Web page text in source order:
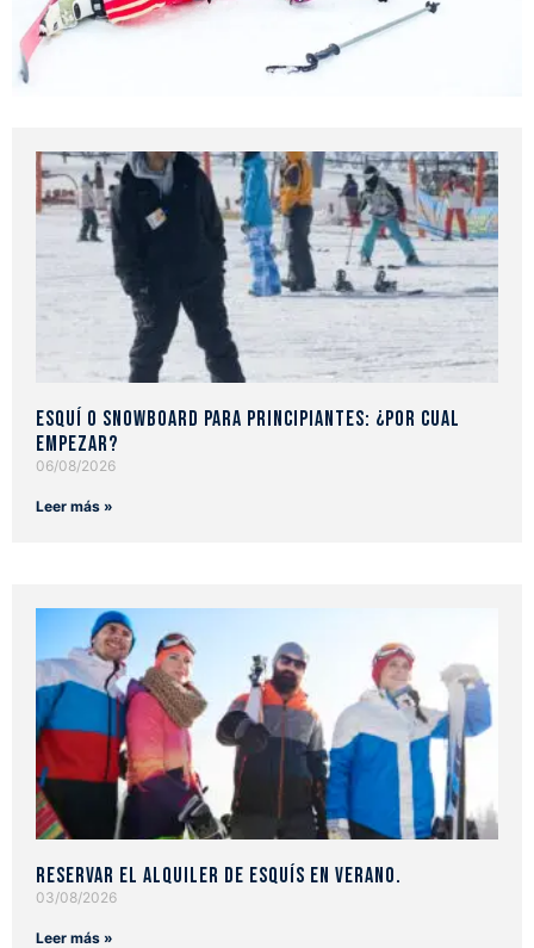
Esquí o snowboard para principiantes: ¿Por cual
empezar?
06/08/2026
Leer más »
Reservar el alquiler de esquís en verano.
03/08/2026
Leer más »